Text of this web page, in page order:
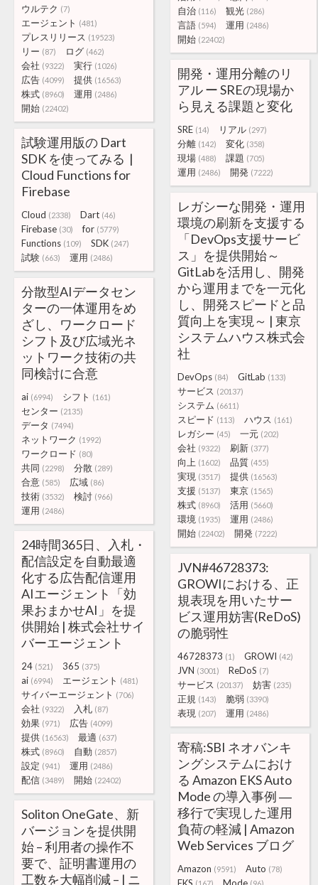
自治 (116) 観光 (286)
言語 (594) 運用 (2486)
開始 (22402)
ウルテク (7)
エージェント (481)
プレスリリース (19523)
リー (87) ログ (462)
会社 (9322) 実行 (1026)
広告 (4099) 提供 (16563)
株式 (8960) 運用 (2486)
開始 (22402)
開発・運用分離のリ
アル ー SREの現場か
ら見える課題と変化
SRE (14) リアル (297)
分離 (142) 変化 (358)
現場 (488) 課題 (705)
運用 (2486) 開発 (7222)
試験運用版の Dart
SDK を使ってみる |
Cloud Functions for
Firebase
Cloud (2338) Dart (46)
Firebase (30) for (5779)
Functions (109) SDK (247)
試験 (663) 運用 (2486)
レガシーな開発・運用
環境の刷新を支援する
「DevOps支援サービ
ス」を提供開始～
GitLabを活用し、開発
から運用までを一元化
し、開発スピードと品
質向上を実現～ | 東京
システムハウス株式会
社
DevOps (84) GitLab (133)
サービス (20137)
システム (6611)
スピード (113) ハウス (161)
レガシー (45) 一元 (202)
会社 (9322) 刷新 (377)
向上 (1602) 品質 (455)
実現 (3517) 提供 (16563)
支援 (5137) 東京 (1565)
株式 (8960) 活用 (5660)
環境 (1935) 運用 (2486)
開始 (22402) 開発 (7222)
分散型AIデータセン
ターの一体運用をめ
ざし、ワークロード
シフト及び広域光ネ
ットワーク技術の共
同検討に合意
ai (6994) シフト (161)
センター (2135)
データ (7494)
ネットワーク (1992)
ワークロード (80)
共同 (2298) 分散 (289)
合意 (585) 広域 (86)
技術 (3532) 検討 (966)
運用 (2486)
24時間365日、入札・
配信設定を自動最適
化する広告配信運用
AIエージェント「効
果おまかせAI」を提
供開始 | 株式会社サイ
バーエージェント
24 (521) 365 (375)
ai (6994) エージェント (481)
サイバーエージェント (706)
会社 (9322) 入札 (87)
効果 (971) 広告 (4099)
提供 (16563) 最適 (637)
株式 (8960) 自動 (2857)
設定 (941) 運用 (2486)
配信 (3489) 開始 (22402)
JVN#46728373:
GROWIにおける、正
規表現を用いたサー
ビス運用妨害(ReDoS)
の脆弱性
46728373 (1) GROWI (42)
JVN (3001) ReDoS (7)
サービス (20137) 妨害 (235)
正規 (143) 脆弱 (3390)
表現 (207) 運用 (2486)
寄稿:SBI ネオバンキ
ングシステムにおけ
る Amazon EKS Auto
Mode の導入事例 ―
移行で実現した運用
負荷の軽減 | Amazon
Web Services ブログ
Amazon (9591) Auto (78)
Soliton OneGate、新
バージョンを提供開
始 – 利用者の操作不
要で、証明書運用の
工数を大幅削減 – | ニ